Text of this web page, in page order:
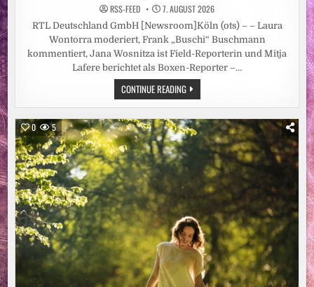
RSS-FEED 7. AUGUST 2026
RTL Deutschland GmbH [Newsroom]Köln (ots) – – Laura
Wontorra moderiert, Frank „Buschi“ Buschmann
kommentiert, Jana Wosnitza ist Field-Reporterin und Mitja
Lafere berichtet als Boxen-Reporter –…
CONTINUE READINGIMMER
HART
AM
/
STEFAN
RAAB
UND
RALF
SCHUMACHER
STARTEN
ALS
TEAM
BEI
DER
GROSSEN R
TL L
IVE-S
HOW „
JETSKI S
TAR W
M“
0 5